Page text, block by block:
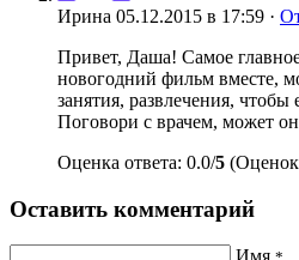
Ирина 05.12.2015 в 17:59 ·
Привет, Даша! Самое
новогодний фильм вместе,
занятия, развлечения,
Поговори с врачем, может
Оценка ответа: 0.0/5
Оставить комментарий